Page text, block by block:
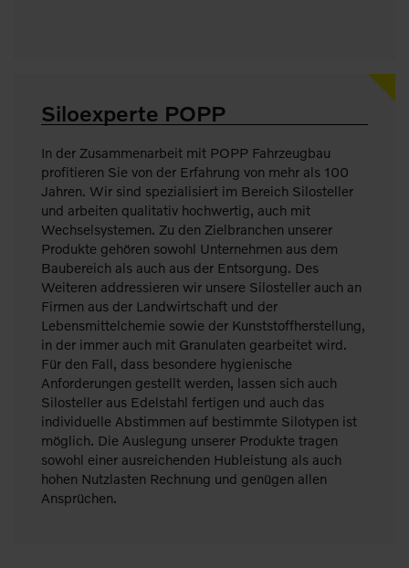
Siloexperte POPP
In der Zusammenarbeit mit POPP Fahrzeugbau
profitieren Sie von der Erfahrung von mehr als 100
Jahren. Wir sind spezialisiert im Bereich Silosteller
und arbeiten qualitativ hochwertig, auch mit
Wechselsystemen. Zu den Zielbranchen unserer
Produkte gehören sowohl Unternehmen aus dem
Baubereich als auch aus der Entsorgung. Des
Weiteren addressieren wir unsere Silosteller auch an
Firmen aus der Landwirtschaft und der
Lebensmittelchemie sowie der Kunststoffherstellung,
in der immer auch mit Granulaten gearbeitet wird.
Für den Fall, dass besondere hygienische
Anforderungen gestellt werden, lassen sich auch
Silosteller aus Edelstahl fertigen und auch das
individuelle Abstimmen auf bestimmte Silotypen ist
möglich. Die Auslegung unserer Produkte tragen
sowohl einer ausreichenden Hubleistung als auch
hohen Nutzlasten Rechnung und genügen allen
Ansprüchen.